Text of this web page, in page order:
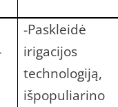
-Paskleidė
irigacijos
technologiją,
išpopuliarino